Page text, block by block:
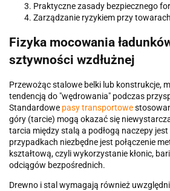
Praktyczne zasady bezpiecznego
Zarządzanie ryzykiem przy
Fizyka mocowania
sztywności wzdłużnej
Przewożąc stalowe belki lub konstrukcje,
tendencją do "wędrowania" podczas
Standardowe pasy transportowe
góry (tarcie) mogą okazać się
tarcia między stalą a podłogą naczepy
przypadkach niezbędne jest połączenie
kształtową, czyli wykorzystanie kłonic,
odciągów bezpośrednich.
Drewno i stal wymagają również